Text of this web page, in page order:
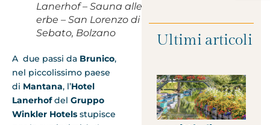
Lanerhof – Sauna alle
erbe – San Lorenzo di
Sebato, Bolzano
A due passi da Brunico,
nel piccolissimo paese
di Mantana, l’Hotel
Lanerhofdel Gruppo
Winkler Hotels stupisce
Ultimi articoli